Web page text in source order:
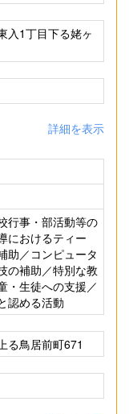
入1丁目下る姥ヶ
詳細を表示
行事・部活動等の
におけるティー
助／コンピュータ
の補助／特別な教
・生徒への支援／
認める活動
る鳥居前町671